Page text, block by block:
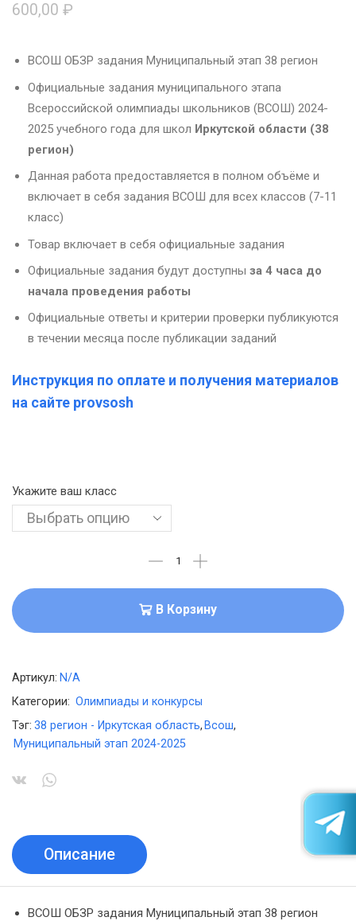
600,00 ₽
ВСОШ ОБЗР задания Муниципальный этап 38 регион
Официальные задания муниципального этапа
Всероссийской олимпиады школьников (ВСОШ) 2024-
2025 учебного года для школ Иркутской области (38
регион)
Данная работа предоставляется в полном объёме и
включает в себя задания ВСОШ для всех классов (7-11
класс)
Товар включает в себя официальные задания
Официальные задания будут доступны за 4 часа до
начала проведения работы
Официальные ответы и критерии проверки публикуются
в течении месяца после публикации заданий
Инструкция по оплате и получения материалов
на сайте provsosh
Укажите ваш класс
В Корзину
Артикул: N/A
Категории: Олимпиады и конкурсы
Тэг: 38 регион - Иркутская область, Всош,
Муниципальный этап 2024-2025
Описание
ВСОШ ОБЗР задания Муниципальный этап 38 регион